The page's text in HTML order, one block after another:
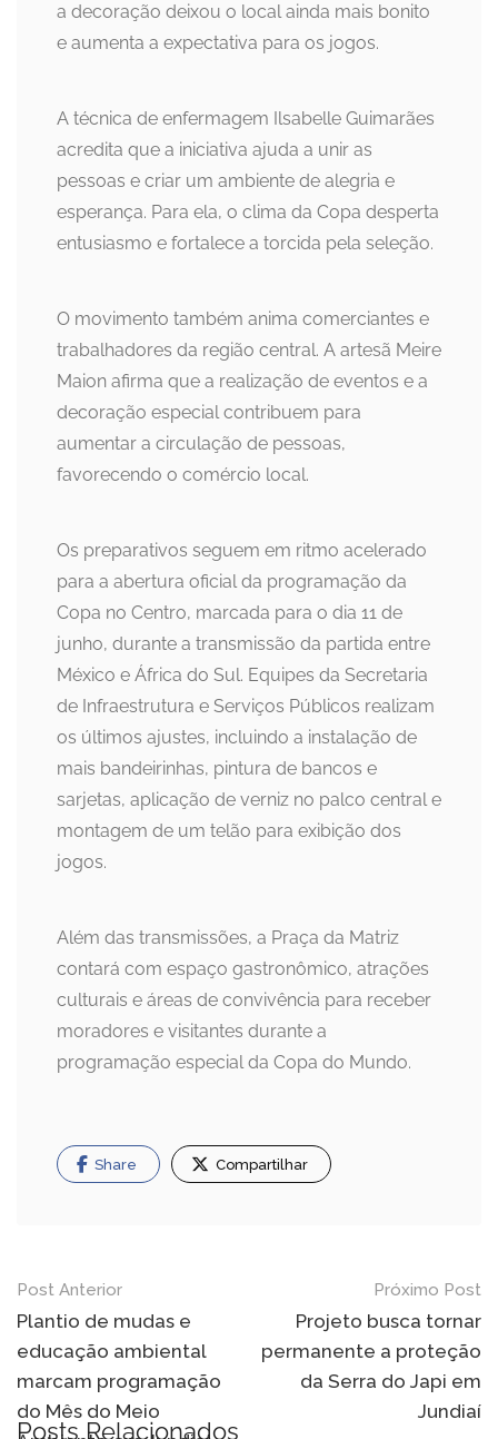
a decoração deixou o local ainda mais bonito
e aumenta a expectativa para os jogos.
A técnica de enfermagem Ilsabelle Guimarães
acredita que a iniciativa ajuda a unir as
pessoas e criar um ambiente de alegria e
esperança. Para ela, o clima da Copa desperta
entusiasmo e fortalece a torcida pela seleção.
O movimento também anima comerciantes e
trabalhadores da região central. A artesã Meire
Maion afirma que a realização de eventos e a
decoração especial contribuem para
aumentar a circulação de pessoas,
favorecendo o comércio local.
Os preparativos seguem em ritmo acelerado
para a abertura oficial da programação da
Copa no Centro, marcada para o dia 11 de
junho, durante a transmissão da partida entre
México e África do Sul. Equipes da Secretaria
de Infraestrutura e Serviços Públicos realizam
os últimos ajustes, incluindo a instalação de
mais bandeirinhas, pintura de bancos e
sarjetas, aplicação de verniz no palco central e
montagem de um telão para exibição dos
jogos.
Além das transmissões, a Praça da Matriz
contará com espaço gastronômico, atrações
culturais e áreas de convivência para receber
moradores e visitantes durante a
programação especial da Copa do Mundo.
Share Compartilhar
Navegação
de
Post
Post Anterior
Plantio de mudas e
educação ambiental
marcam programação
do Mês do Meio
Próximo Post
Projeto busca tornar
permanente a proteção
da Serra do Japi em
Jundiaí
Posts Relacionados